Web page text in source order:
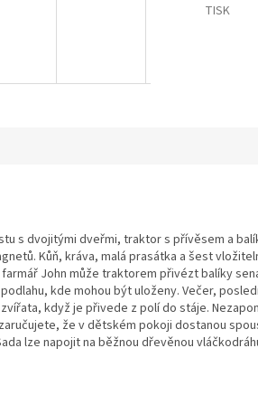
TISK
s dvojitými dveřmi, traktor s přívěsem a
Kůň, kráva, malá prasátka a šest
John může traktorem přivézt balíky
kde mohou být uloženy. Večer,
když je přivede z polí do stáje.
že v dětském pokoji dostanou
lze napojit na běžnou dřevěnou